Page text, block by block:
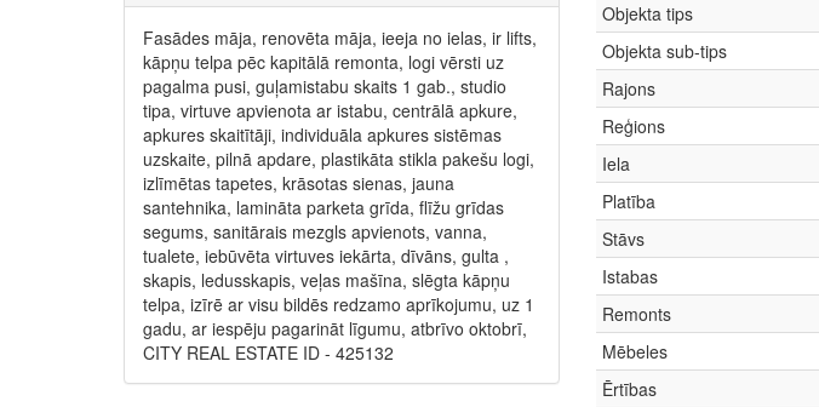
Fasādes māja, renovēta māja, ieeja no ielas, ir lifts,
kāpņu telpa pēc kapitālā remonta, logi vērsti uz
pagalma pusi, guļamistabu skaits 1 gab., studio
tipa, virtuve apvienota ar istabu, centrālā apkure,
apkures skaitītāji, individuāla apkures sistēmas
uzskaite, pilnā apdare, plastikāta stikla pakešu logi,
izlīmētas tapetes, krāsotas sienas, jauna
santehnika, lamināta parketa grīda, flīžu grīdas
segums, sanitārais mezgls apvienots, vanna,
tualete, iebūvēta virtuves iekārta, dīvāns, gulta ,
skapis, ledusskapis, veļas mašīna, slēgta kāpņu
telpa, izīrē ar visu bildēs redzamo aprīkojumu, uz 1
gadu, ar iespēju pagarināt līgumu, atbrīvo oktobrī,
CITY REAL ESTATE ID - 425132
Objekta tips
Objekta sub-tips
Rajons
Reģions
Iela
Platība
Stāvs
Istabas
Remonts
Mēbeles
Ērtības